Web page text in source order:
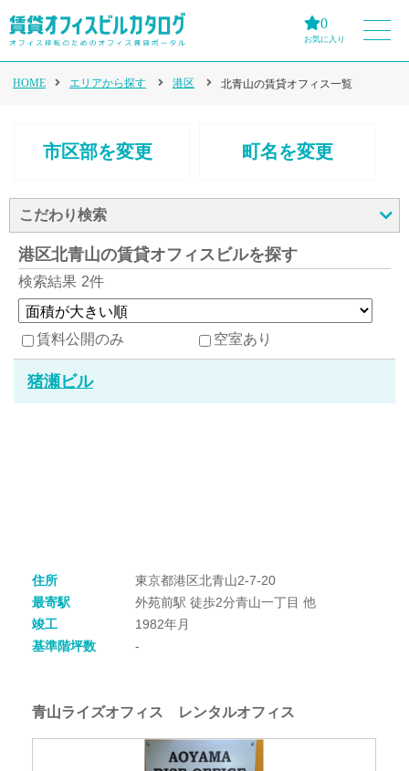
0
お気に入り
HOME エリアから探す 港区 北青山の賃貸オフィス一覧
市区部を変更 町名を変更
こだわり検索
港区北青山の賃貸オフィスビルを探す
検索結果 2件
賃料公開のみ 空室あり
猪瀬ビル
住所
東京都港区北青山2-7-20
最寄駅
外苑前駅 徒歩2分青山一丁目 他
竣工
1982年月
基準階坪数
-
青山ライズオフィス レンタルオフィス